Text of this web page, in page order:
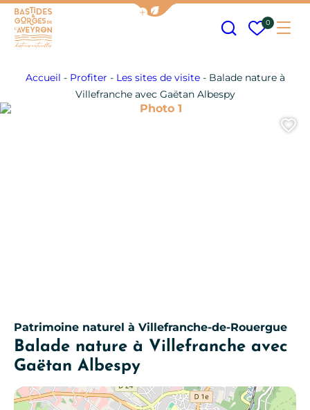
Afficher la barre de navigation
Mes
0
Accueil - Profiter - Les sites de visite- Balade nature à
Villefranche avec Gaëtan Albespy
Patrimoine naturel à Villefranche-de-Rouergue
Balade nature à Villefranche avec
Gaëtan Albespy
Photo 1